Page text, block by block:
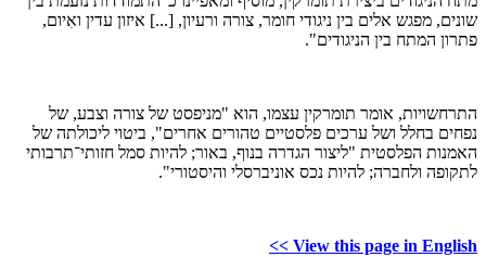
שונים, מפגש אלים בין ניגודי חומר, צורה ורעיון, [...] איזון עדין ואִיום,
פתרון המתח בין הניגודים".
התרחשויות, אומר תומרקין עצמו, הוא "מניפסט של צורה וצבע, של
נפחים בחלל ושל ערכים פלסטיים טהורים אחרים", ביטוי ליכולתה של
האמנות הפלסטית "ליצור הגדרה בנוף, באור; להיות סמל חזותי־תרבותי
לתקופה ולחברה; להיות נכס אוניברסלי והיסטורי".
View this page in English >>